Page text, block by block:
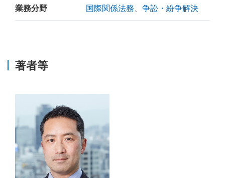
業務分野 国際関係法務 争訟・紛争解決
著者等